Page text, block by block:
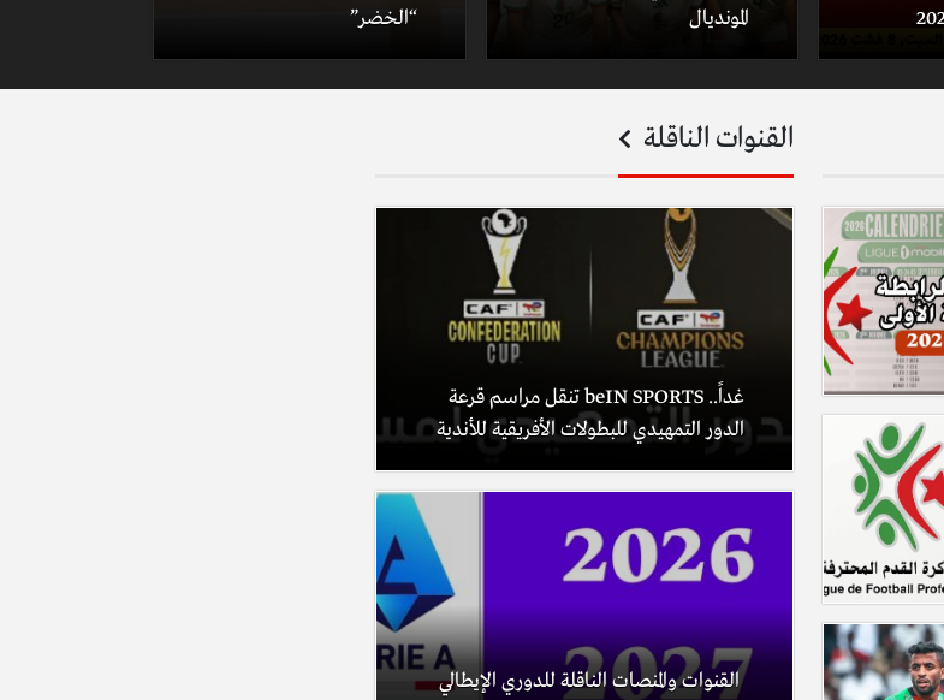
المونديال
“الخضر”
القنوات الناقلة
غداً.. beIN SPORTS تنقل مراسم قرعة
الدور التمهيدي للبطولات الأفريقية للأندية
القنوات والمنصات الناقلة للدوري الإيطالي